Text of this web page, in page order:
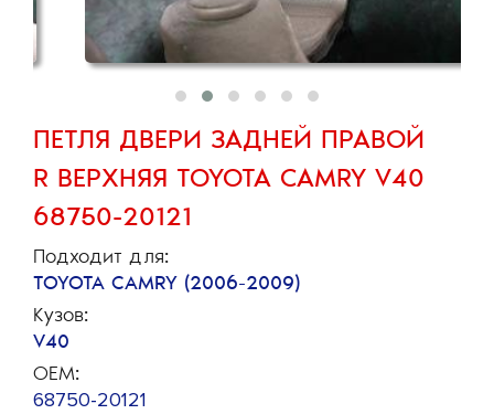
ПЕТЛЯ ДВЕРИ ЗАДНЕЙ ПРАВОЙ
R ВЕРХНЯЯ TOYOTA CAMRY V40
68750-20121
Подходит для:
TOYOTA CAMRY (2006-2009)
Кузов:
V40
OEM:
68750-20121